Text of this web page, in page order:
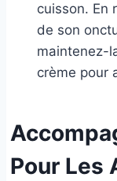
cuisson. En
de son
maintenez-
crème pour
Pour Les